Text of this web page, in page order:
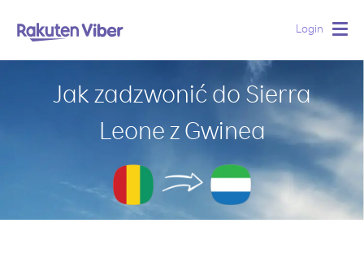
Login
Jak zadzwonić do Sierra
Leone z Gwinea